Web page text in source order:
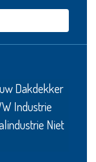
Dakdekker
Industrie
Niet